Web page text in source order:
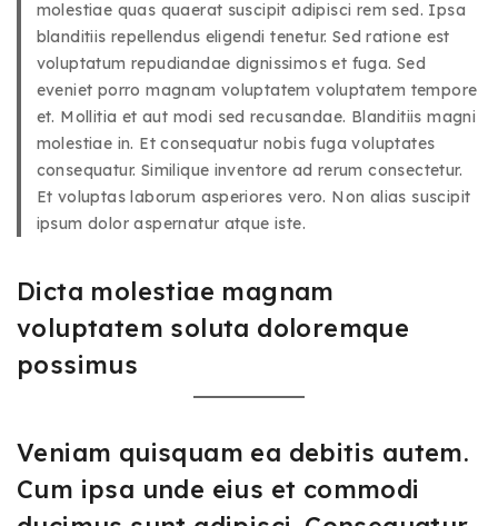
molestiae quas quaerat suscipit adipisci rem sed. Ipsa
blanditiis repellendus eligendi tenetur. Sed ratione est
voluptatum repudiandae dignissimos et fuga. Sed
eveniet porro magnam voluptatem voluptatem tempore
et. Mollitia et aut modi sed recusandae. Blanditiis magni
molestiae in. Et consequatur nobis fuga voluptates
consequatur. Similique inventore ad rerum consectetur.
Et voluptas laborum asperiores vero. Non alias suscipit
ipsum dolor aspernatur atque iste.
Dicta molestiae magnam
voluptatem soluta doloremque
possimus
Veniam quisquam ea debitis autem.
Cum ipsa unde eius et commodi